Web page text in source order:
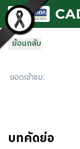
ข้ามไปยังเนื้อหาหลัก
ย้อนกลับ
ยอดเข้าชม:
บทคัดย่อ